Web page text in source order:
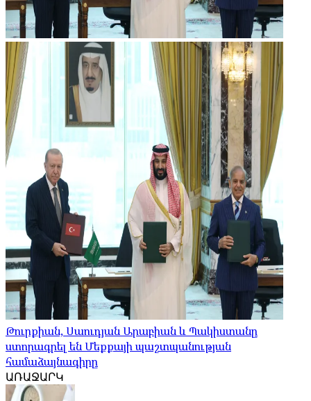
Թուրքիան, Սաուդյան Արաբիան և Պակիստանը
ստորագրել են Մեքքայի պաշտպանության
համաձայնագիրը
ԱՌԱՋԱՐԿ